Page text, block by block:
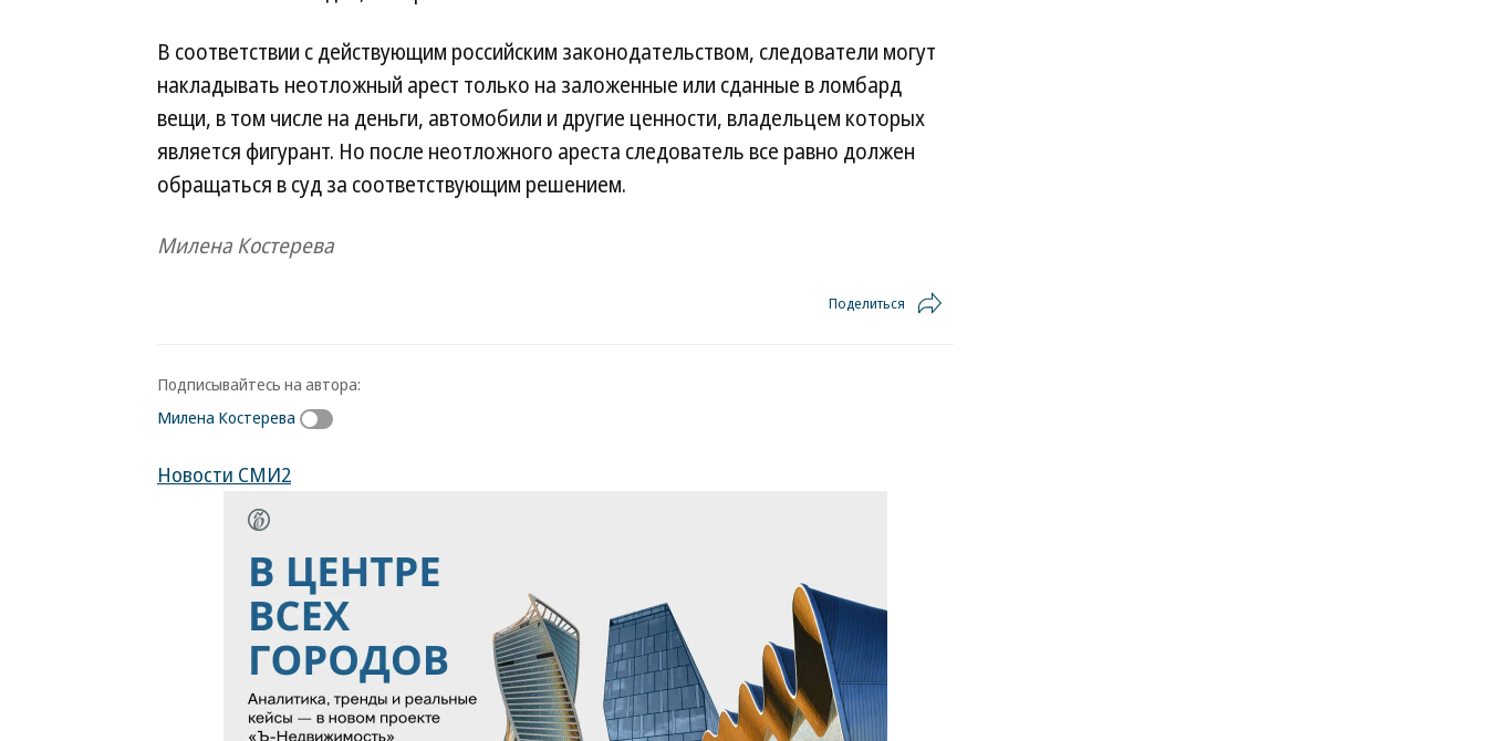
В соответствии с действующим российским законодательством, следователи могут
накладывать неотложный арест только на заложенные или сданные в ломбард
вещи, в том числе на деньги, автомобили и другие ценности, владельцем которых
является фигурант. Но после неотложного ареста следователь все равно должен
обращаться в суд за соответствующим решением.
Милена Костерева
Поделиться
Подписывайтесь на автора:
Милена Костерева
Новости СМИ2